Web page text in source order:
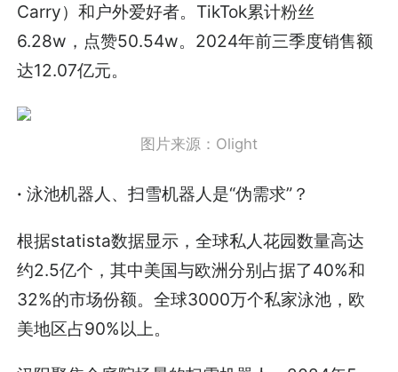
Carry）和户外爱好者。TikTok累计粉丝
6.28w，点赞50.54w。2024年前三季度销售额
达12.07亿元。
图片来源：Olight
· 泳池机器人、扫雪机器人是“伪需求”？
根据statista数据显示，全球私人花园数量高达
约2.5亿个，其中美国与欧洲分别占据了40%和
32%的市场份额。全球3000万个私家泳池，欧
美地区占90%以上。